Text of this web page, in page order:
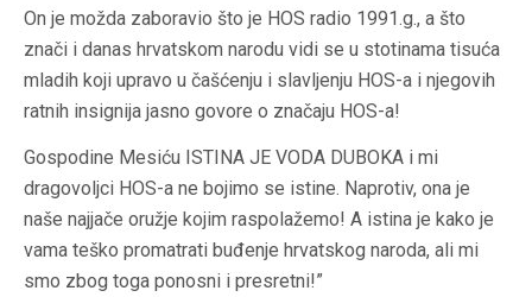
On je možda zaboravio što je HOS radio 1991.g., a što
znači i danas hrvatskom narodu vidi se u stotinama tisuća
mladih koji upravo u čašćenju i slavljenju HOS-a i njegovih
ratnih insignija jasno govore o značaju HOS-a!
Gospodine Mesiću ISTINA JE VODA DUBOKA i mi
dragovoljci HOS-a ne bojimo se istine. Naprotiv, ona je
naše najjače oružje kojim raspolažemo! A istina je kako je
vama teško promatrati buđenje hrvatskog naroda, ali mi
smo zbog toga ponosni i presretni!”